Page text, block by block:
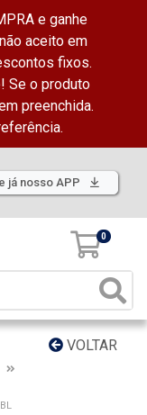
e ganhe
aceito em
fixos.
Se o produto
preenchida.
já nosso APP
0
VOLTAR